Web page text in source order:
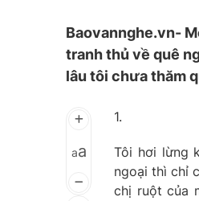
Baovannghe.vn-
tranh thủ về quê
lâu tôi chưa thăm
aa
1.
Tôi hơi lừng
ngoại thì chỉ
chị ruột của